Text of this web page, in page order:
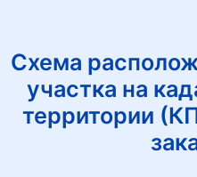
Схема
участка на
территории